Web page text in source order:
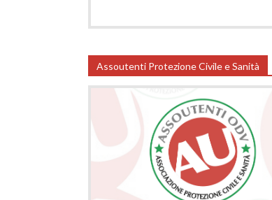
Assoutenti Protezione Civile e Sanità